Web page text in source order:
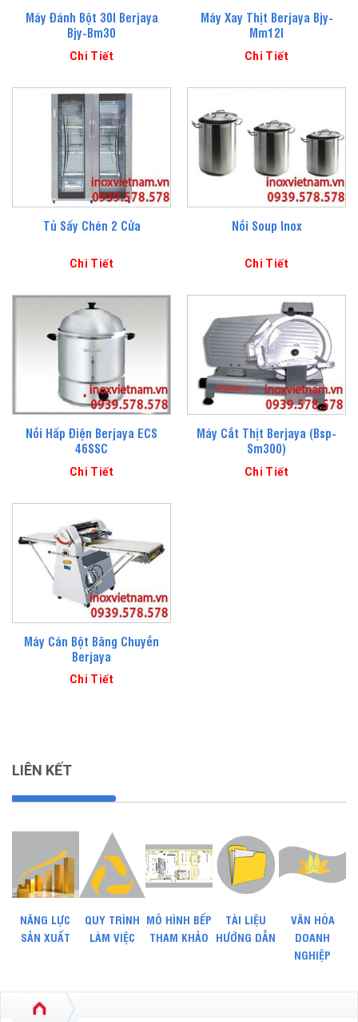
Máy Đánh Bột 30l Berjaya
Bjy-Bm30
Chi Tiết
Máy Xay Thịt Berjaya Bjy-
Mm12l
Chi Tiết
Tủ Sấy Chén 2 Cửa
Chi Tiết
Nồi Soup Inox
Chi Tiết
Nồi Hấp Điện Berjaya ECS
46SSC
Chi Tiết
Máy Cắt Thịt Berjaya (Bsp-
Sm300)
Chi Tiết
Máy Cán Bột Băng Chuyền
Berjaya
Chi Tiết
LIÊN KẾT
NĂNG LỰC
SẢN XUẤT
QUY TRÌNH
LÀM VIỆC
MÔ HÌNH BẾP
THAM KHẢO
TÀI LIỆU
HƯỚNG DẪN
VĂN HÓA
DOANH
NGHIỆP